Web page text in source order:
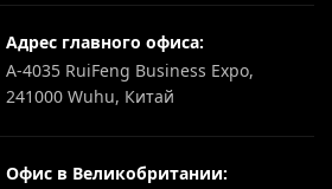
Адрес главного офиса:
A-4035 RuiFeng Business Expo,
241000 Wuhu, Китай
Офис в Великобритании: